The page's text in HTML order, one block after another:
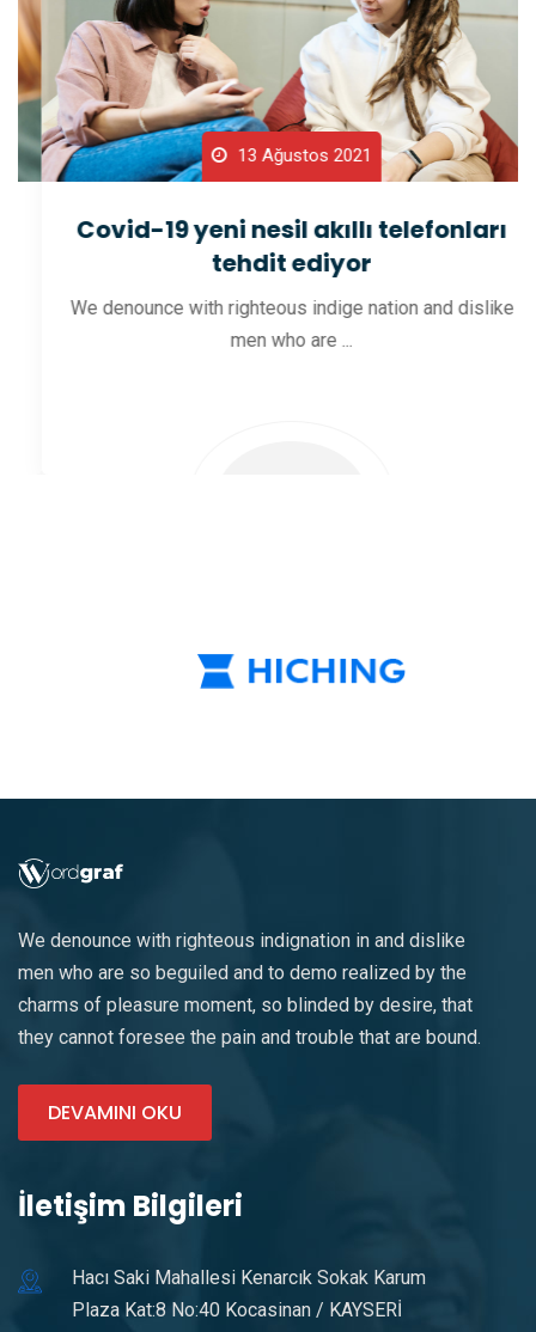
13 Ağustos 2021
Covid-19 yeni nesil akıllı telefonları
tehdit ediyor
We denounce with righteous indige nation and dislike
men who are ...
We denounce with righteous indignation in and dislike
men who are so beguiled and to demo realized by the
charms of pleasure moment, so blinded by desire, that
they cannot foresee the pain and trouble that are bound.
DEVAMINI OKU
İletişim Bilgileri
Hacı Saki Mahallesi Kenarcık Sokak Karum
Plaza Kat:8 No:40 Kocasinan / KAYSERİ